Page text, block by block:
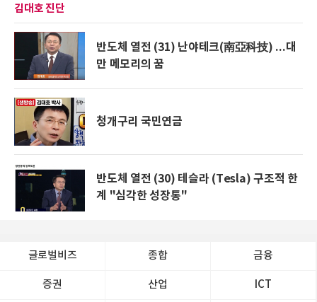
김대호 진단
반도체 열전 (31) 난야테크(南亞科技) ...대
만 메모리의 꿈
청개구리 국민연금
반도체 열전 (30) 테슬라 (Tesla) 구조적 한
계 "심각한 성장통"
글로벌비즈 종합 금융
증권 산업 ICT